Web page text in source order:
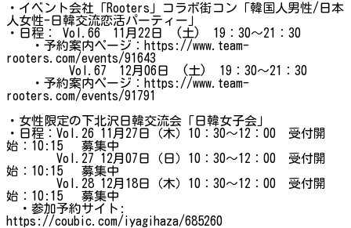
・イベント会社「Rooters」コラボ街コン「韓国人男性/日本
人女性-日韓交流恋活パーティー」
・日程： Vol.66 11月22日 (土) 19：30～21：30
・予約案内ページ：https://www.team-
rooters.com/events/91643
Vol.67 12月06日 (土) 19：30～21：30
・予約案内ページ：https://www.team-
rooters.com/events/91791
・女性限定の下北沢日韓交流会「日韓女子会」
・日程：Vol.26 11月27日（木）10：30～12：00 受付開
始：10:15 募集中
Vol.27 12月07日（日）10：30～12：00 受付開
始：10:15 募集中
Vol.28 12月18日（木）10：30～12：00 受付開
始：10:15 募集中
・参加予約サイト:
https://coubic.com/iyagihaza/685260